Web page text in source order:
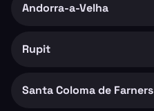
Andorra-a-Velha
Rupit
Santa Coloma de Farners